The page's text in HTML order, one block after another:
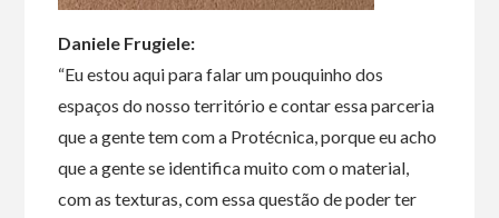
Daniele Frugiele:
“Eu estou aqui para falar um pouquinho dos
espaços do nosso território e contar essa parceria
que a gente tem com a Protécnica, porque eu acho
que a gente se identifica muito com o material,
com as texturas, com essa questão de poder ter